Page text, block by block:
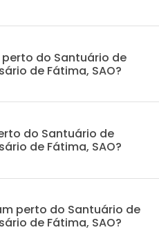
do Santuário de
de Fátima, SAO?
do Santuário de
de Fátima, SAO?
perto do Santuário de
de Fátima, SAO?